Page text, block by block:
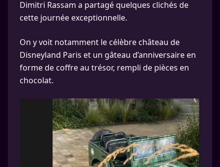
Dimitri Rassam a partagé quelques clichés de
cette journée exceptionnelle.
On y voit notamment le célèbre château de
Disneyland Paris et un gâteau d’anniversaire en
forme de coffre au trésor, rempli de pièces en
chocolat.